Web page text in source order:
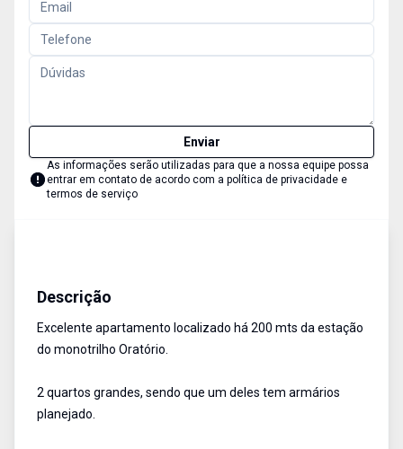
Enviar
As informações serão utilizadas para que a nossa equipe possa
entrar em contato de acordo com a política de privacidade e
termos de serviço
Descrição
Excelente apartamento localizado há 200 mts da estação
do monotrilho Oratório.
2 quartos grandes, sendo que um deles tem armários
planejado.